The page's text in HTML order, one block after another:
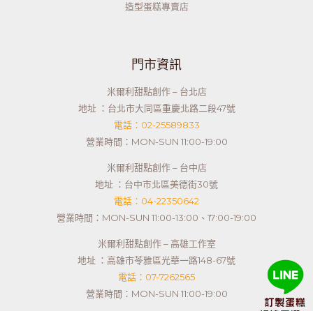
造型蛋糕專賣店
門市資訊
米爾利甜點創作 – 台北店
地址 ：台北市大同區重慶北路二段47號
電話：02-25589833
營業時間：MON-SUN 11:00-19:00
米爾利甜點創作 – 台中店
地址 ：台中市北區美德街30號
電話：04-22350642
營業時間：MON-SUN 11:00-13:00、17:00-19:00
米爾利甜點創作 – 高雄工作室
地址 ：高雄市苓雅區光華一路148-67號
電話：07-7262565
營業時間：MON-SUN 11:00-19:00